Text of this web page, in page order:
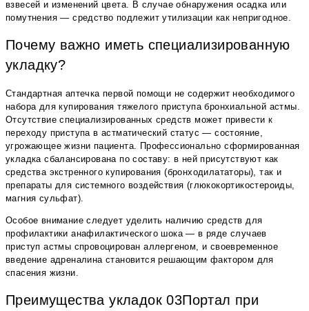
взвесей и изменений цвета. В случае обнаружения осадка или
помутнения — средство подлежит утилизации как непригодное.
Почему важно иметь специализированную
укладку?
Стандартная аптечка первой помощи не содержит необходимого
набора для купирования тяжелого приступа бронхиальной астмы.
Отсутствие специализированных средств может привести к
переходу приступа в астматический статус — состояние,
угрожающее жизни пациента. Профессионально сформированная
укладка сбалансирована по составу: в ней присутствуют как
средства экстренного купирования (бронходилататоры), так и
препараты для системного воздействия (глюкокортикостероиды,
магния сульфат).
Особое внимание следует уделить наличию средств для
профилактики анафилактического шока — в ряде случаев
приступ астмы спровоцирован аллергеном, и своевременное
введение адреналина становится решающим фактором для
спасения жизни.
Преимущества укладок 03Портал при